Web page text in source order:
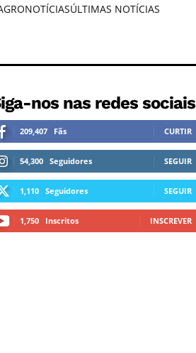
ÚLTIMAS NOTÍCIAS
nos nas redes sociais
209,407 Fãs CURTIR
54,300 Seguidores SEGUIR
1,110 Seguidores SEGUIR
1,750 Inscritos INSCREVER